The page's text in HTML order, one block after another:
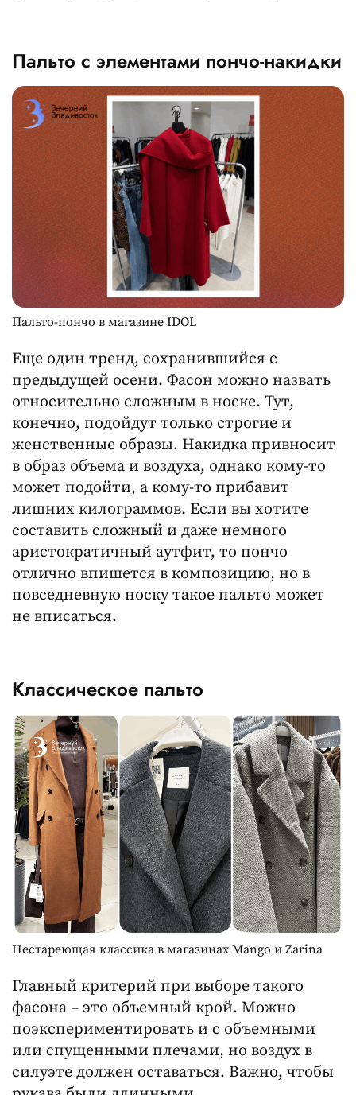
Пальто с элементами пончо-накидки
Пальто-пончо в магазине IDOL
Еще один тренд, сохранившийся с
предыдущей осени. Фасон можно назвать
относительно сложным в носке. Тут,
конечно, подойдут только строгие и
женственные образы. Накидка привносит
в образ объема и воздуха, однако кому-то
может подойти, а кому-то прибавит
лишних килограммов. Если вы хотите
составить сложный и даже немного
аристократичный аутфит, то пончо
отлично впишется в композицию, но в
повседневную носку такое пальто может
не вписаться.
Классическое пальто
Нестареющая классика в магазинах Mango и Zarina
Главный критерий при выборе такого
фасона – это объемный крой. Можно
поэкспериментировать и с объемными
или спущенными плечами, но воздух в
силуэте должен оставаться. Важно, чтобы